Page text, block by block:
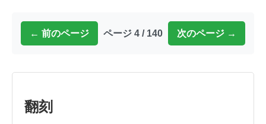
← 前のページ ページ 4 / 140 次のページ →
翻刻